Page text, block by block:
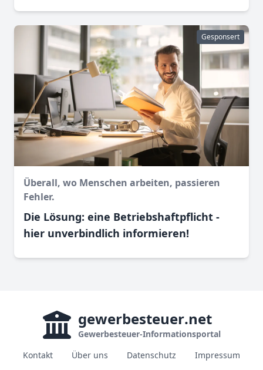
Gesponsert
Überall, wo Menschen arbeiten, passieren
Fehler.
Die Lösung: eine Betriebshaftpflicht -
hier unverbindlich informieren!
gewerbesteuer.net
Gewerbesteuer-Informationsportal
Kontakt
Über uns Datenschutz Impressum